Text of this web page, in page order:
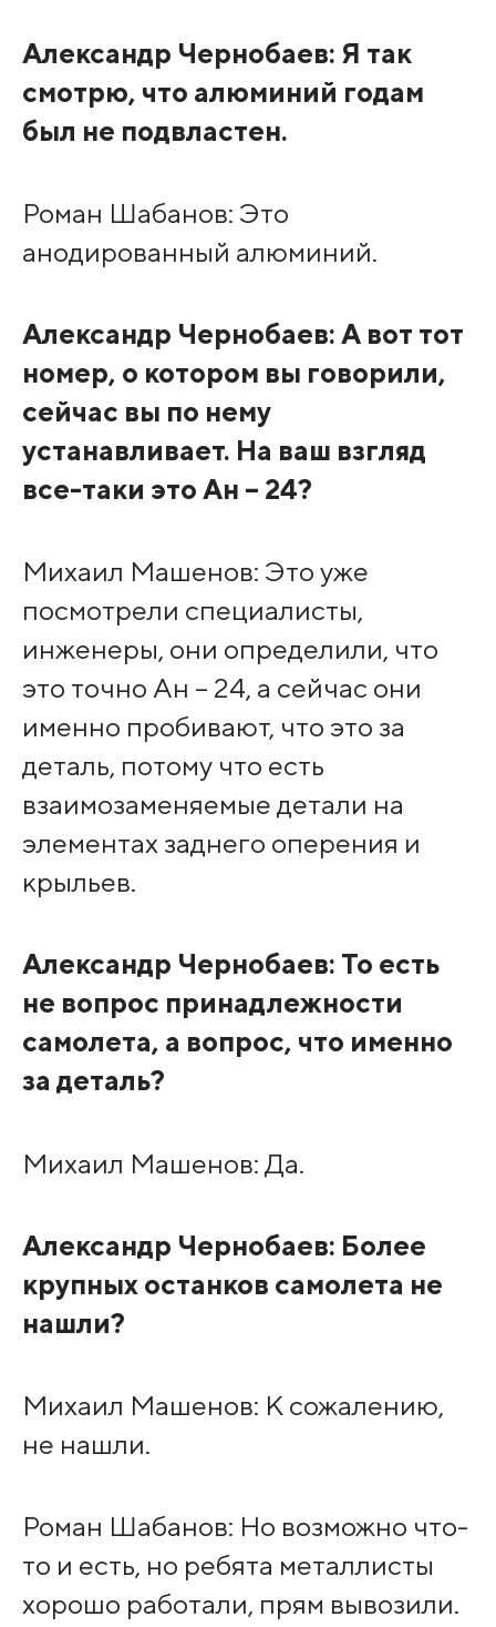
Александр Чернобаев: Я так
смотрю, что алюминий годам
был не подвластен.
Роман Шабанов: Это
анодированный алюминий.
Александр Чернобаев: А вот тот
номер, о котором вы говорили,
сейчас вы по нему
устанавливает. На ваш взгляд
все-таки это Ан – 24?
Михаил Машенов: Это уже
посмотрели специалисты,
инженеры, они определили, что
это точно Ан – 24, а сейчас они
именно пробивают, что это за
деталь, потому что есть
взаимозаменяемые детали на
элементах заднего оперения и
крыльев.
Александр Чернобаев: То есть
не вопрос принадлежности
самолета, а вопрос, что именно
за деталь?
Михаил Машенов: Да.
Александр Чернобаев: Более
крупных останков самолета не
нашли?
Михаил Машенов: К сожалению,
не нашли.
Роман Шабанов: Но возможно что-
то и есть, но ребята металлисты
хорошо работали, прям вывозили.